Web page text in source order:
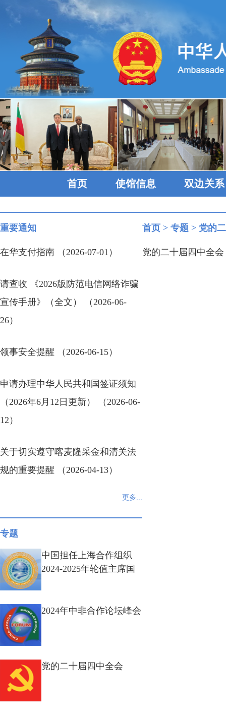
首页 使馆信息 双边关系
重要通知
在华支付指南 （2026-07-01）
请查收 《2026版防范电信网络诈骗
宣传手册》（全文） （2026-06-
26）
领事安全提醒 （2026-06-15）
申请办理中华人民共和国签证须知
（2026年6月12日更新） （2026-06-
12）
关于切实遵守喀麦隆采金和清关法
规的重要提醒 （2026-04-13）
更多...
专题
中国担任上海合作组织
2024-2025年轮值主席国
2024年中非合作论坛峰会
党的二十届四中全会
首页 > 专题 > 党的
党的二十届四中全会